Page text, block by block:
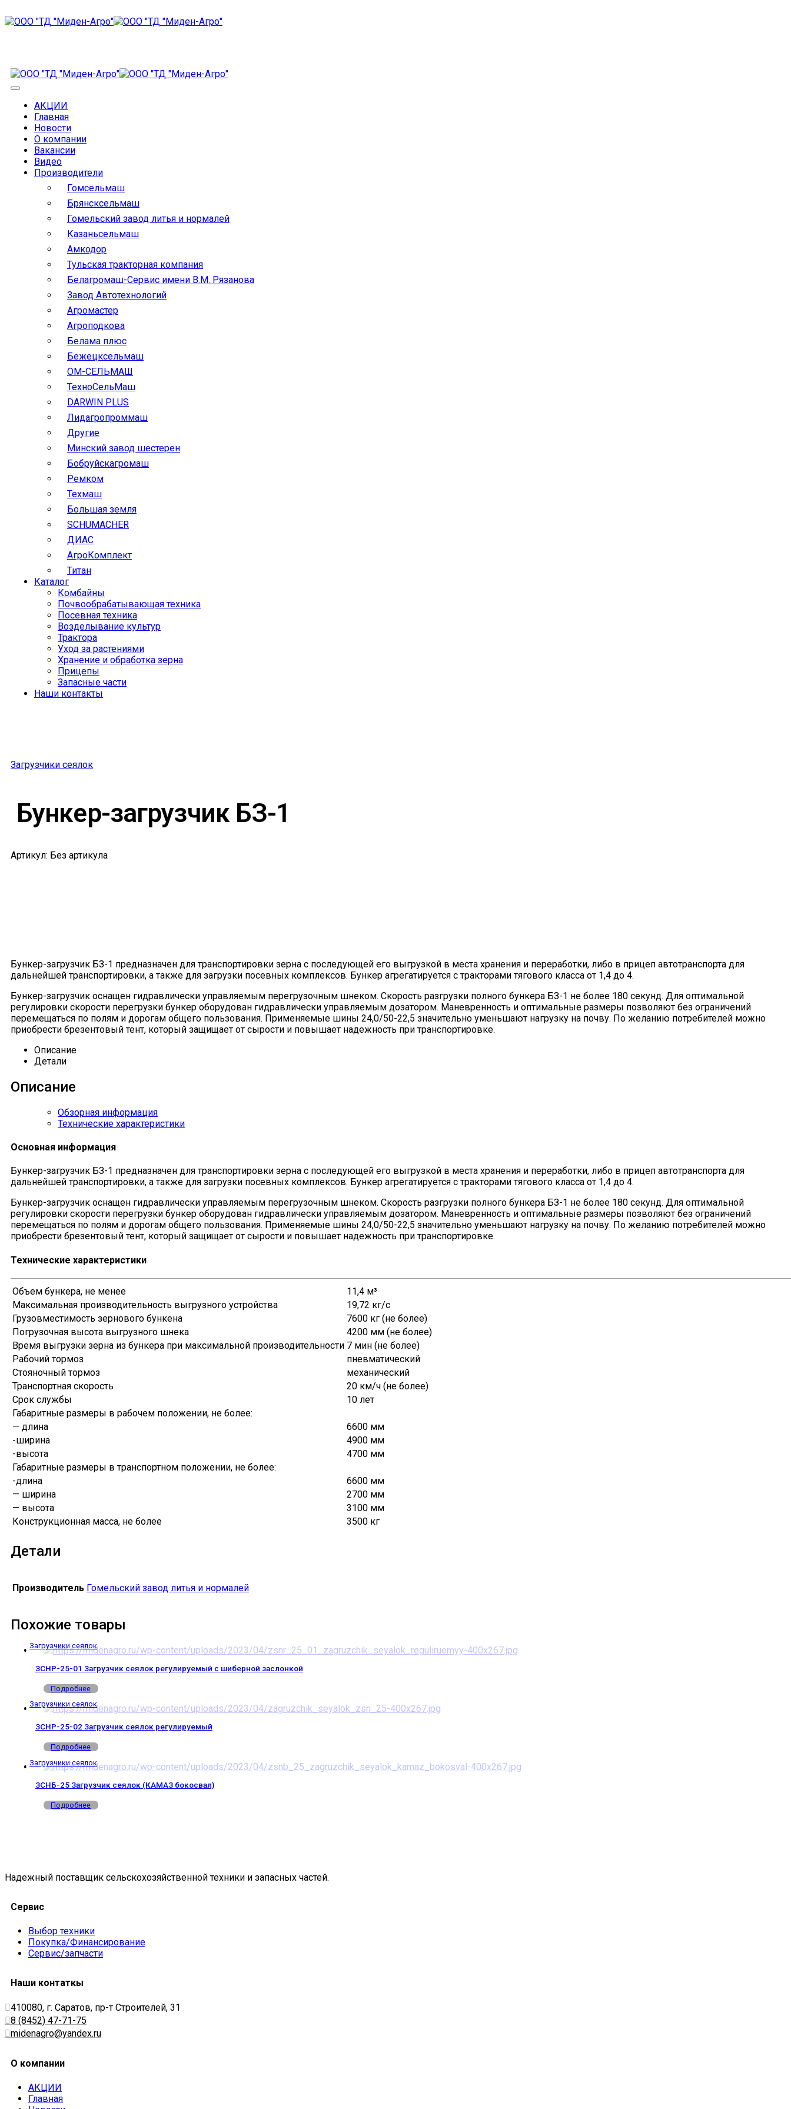
АКЦИИ
Главная
Новости
О компании
Вакансии
Видео
Производители
Гомсельмаш
Брянсксельмаш
Гомельский завод литья и нормалей
Казаньсельмаш
Амкодор
Тульская тракторная компания
Белагромаш-Сервис имени В.М. Рязанова
Завод Автотехнологий
Агромастер
Агроподкова
Белама плюс
Бежецксельмаш
ОМ-СЕЛЬМАШ
ТехноСельМаш
DARWIN PLUS
Лидагропроммаш
Другие
Минский завод шестерен
Бобруйскагромаш
Ремком
Техмаш
Большая земля
SCHUMACHER
ДИАС
АгроКомплект
Титан
Каталог
Комбайны
Почвообрабатывающая техника
Посевная техника
Возделывание культур
Трактора
Уход за растениями
Хранение и обработка зерна
Прицепы
Запасные части
Наши контакты
Загрузчики сеялок
Бункер-загрузчик БЗ-1
Артикул: Без артикула
Бункер-загрузчик БЗ-1 предназначен для транспортировки зерна с последующей его выгрузкой в места хранения и переработки, либо в прицеп автотранспорта для
дальнейшей транспортировки, а также для загрузки посевных комплексов. Бункер агрегатируется с тракторами тягового класса от 1,4 до 4.
Бункер-загрузчик оснащен гидравлически управляемым перегрузочным шнеком. Скорость разгрузки полного бункера БЗ-1 не более 180 секунд. Для оптимальной
регулировки скорости перегрузки бункер оборудован гидравлически управляемым дозатором. Маневренность и оптимальные размеры позволяют без ограничений
перемещаться по полям и дорогам общего пользования. Применяемые шины 24,0/50-22,5 значительно уменьшают нагрузку на почву. По желанию потребителей можно
приобрести брезентовый тент, который защищает от сырости и повышает надежность при транспортировке.
Описание
Детали
Описание
Обзорная информация
Технические характеристики
Основная информация
Бункер-загрузчик БЗ-1 предназначен для транспортировки зерна с последующей его выгрузкой в места хранения и переработки, либо в прицеп автотранспорта для
дальнейшей транспортировки, а также для загрузки посевных комплексов. Бункер агрегатируется с тракторами тягового класса от 1,4 до 4.
Бункер-загрузчик оснащен гидравлически управляемым перегрузочным шнеком. Скорость разгрузки полного бункера БЗ-1 не более 180 секунд. Для оптимальной
регулировки скорости перегрузки бункер оборудован гидравлически управляемым дозатором. Маневренность и оптимальные размеры позволяют без ограничений
перемещаться по полям и дорогам общего пользования. Применяемые шины 24,0/50-22,5 значительно уменьшают нагрузку на почву. По желанию потребителей можно
приобрести брезентовый тент, который защищает от сырости и повышает надежность при транспортировке.
Технические характеристики
Объем бункера, не менее
11,4 м³
Максимальная производительность выгрузного устройства
19,72 кг/с
Грузовместимость зернового бункена
7600 кг (не более)
Погрузочная высота выгрузного шнека
4200 мм (не более)
Время выгрузки зерна из бункера при максимальной производительности 7 мин (не более)
Рабочий тормоз
пневматический
Стояночный тормоз
механический
Транспортная скорость
20 км/ч (не более)
Срок службы
10 лет
Габаритные размеры в рабочем положении, не более:
— длина
6600 мм
-ширина
4900 мм
-высота
4700 мм
Габаритные размеры в транспортном положении, не более:
-длина
6600 мм
— ширина
2700 мм
— высота
3100 мм
Конструкционная масса, не более
3500 кг
Детали
Производитель Гомельский завод литья и нормалей
Похожие товары
Загрузчики сеялок
ЗСНР-25-01 Загрузчик сеялок регулируемый с шиберной заслонкой
Подробнее
Загрузчики сеялок
ЗСНР-25-02 Загрузчик сеялок регулируемый
Подробнее
Загрузчики сеялок
ЗСНБ-25 Загрузчик сеялок (КАМАЗ бокосвал)
Подробнее
Надежный поставщик сельскохозяйственной техники и запасных частей.
Сервис
Выбор техники
Покупка/Финансирование
Сервис/запчасти
Наши контаткы
410080, г. Саратов, пр-т Строителей, 31
8 (8452) 47-71-75
midenagro@yandex.ru
О компании
АКЦИИ
Главная